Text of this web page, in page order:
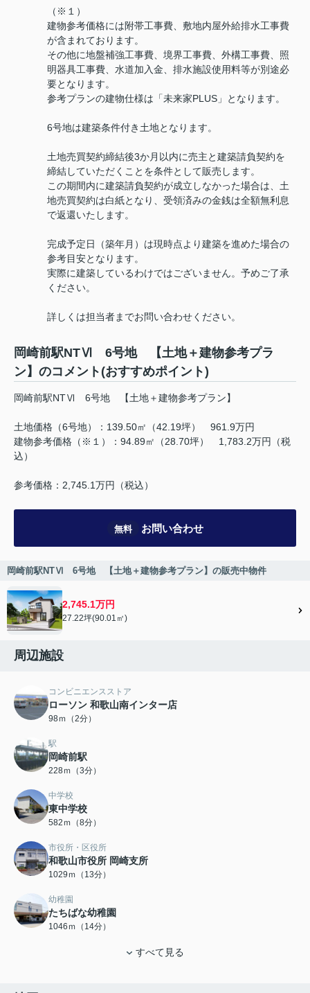
（※１）
建物参考価格には附帯工事費、敷地内屋外給排水工事費
が含まれております。
その他に地盤補強工事費、境界工事費、外構工事費、照
明器具工事費、水道加入金、排水施設使用料等が別途必
要となります。
参考プランの建物仕様は「未来家PLUS」となります。
6号地は建築条件付き土地となります。
土地売買契約締結後3か月以内に売主と建築請負契約を
締結していただくことを条件として販売します。
この期間内に建築請負契約が成立しなかった場合は、土
地売買契約は白紙となり、受領済みの金銭は全額無利息
で返還いたします。
完成予定日（築年月）は現時点より建築を進めた場合の
参考目安となります。
実際に建築しているわけではございません。予めご了承
ください。
詳しくは担当者までお問い合わせください。
岡崎前駅NTⅥ 6号地 【土地＋建物参考プラ
ン】のコメント(おすすめポイント)
岡崎前駅NTⅥ 6号地 【土地＋建物参考プラン】
土地価格（6号地）：139.50㎡（42.19坪） 961.9万円
建物参考価格（※１）：94.89㎡（28.70坪） 1,783.2万円（税
込）
参考価格：2,745.1万円（税込）
無料 お問い合わせ
岡崎前駅NTⅥ 6号地 【土地＋建物参考プラン】の販売中物件
2,745.1万円
27.22坪(90.01㎡)
周辺施設
コンビニエンスストア
ローソン 和歌山南インター店
98ｍ（2分）
駅
岡崎前駅
228ｍ（3分）
中学校
東中学校
582ｍ（8分）
市役所・区役所
和歌山市役所 岡崎支所
1029ｍ（13分）
幼稚園
たちばな幼稚園
1046ｍ（14分）
すべて見る